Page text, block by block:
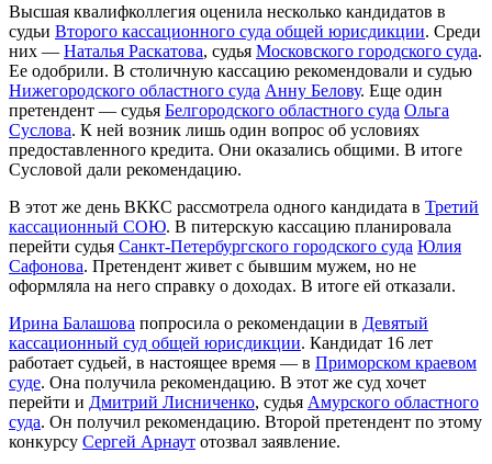
Высшая квалифколлегия оценила несколько кандидатов в
судьи Второго кассационного суда общей юрисдикции. Среди
них — Наталья Раскатова, судья Московского городского суда.
Ее одобрили. В столичную кассацию рекомендовали и судью
Нижегородского областного суда Анну Белову. Еще один
претендент — судья Белгородского областного суда Ольга
Суслова. К ней возник лишь один вопрос об условиях
предоставленного кредита. Они оказались общими. В итоге
Сусловой дали рекомендацию.
В этот же день ВККС рассмотрела одного кандидата в Третий
кассационный СОЮ. В питерскую кассацию планировала
перейти судья Санкт-Петербургского городского суда Юлия
Сафонова. Претендент живет с бывшим мужем, но не
оформляла на него справку о доходах. В итоге ей отказали.
Ирина Балашова попросила о рекомендации в Девятый
кассационный суд общей юрисдикции. Кандидат 16 лет
работает судьей, в настоящее время — в Приморском краевом
суде. Она получила рекомендацию. В этот же суд хочет
перейти и Дмитрий Лисниченко, судья Амурского областного
суда. Он получил рекомендацию. Второй претендент по этому
конкурсу Сергей Арнаут отозвал заявление.